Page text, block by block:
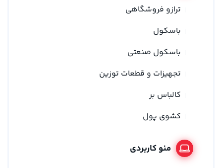
ترازو فروشگاهی
باسکول
باسکول صنعتی
تجهیزات و قطعات توزین
کالباس بر
کشوی پول
منو کاربردی